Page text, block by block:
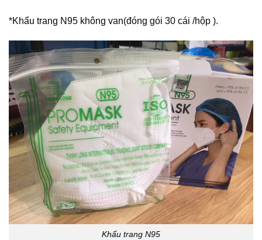
*Khẩu trang N95 không van(đóng gói 30 cái /hộp ).
Khẩu trang N95